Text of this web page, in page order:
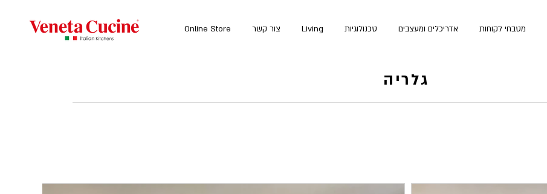
מטבחי לקוחות אדריכלים ומעצבים טכנולוגיות Living צור קשר Online Store
גלריה